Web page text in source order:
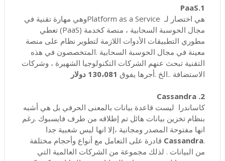
1.PaaS
هي اختصار لـ Platform as a Serviceوهي مهارة تقنية في
مجال الحوسبة السحابية ، منصة كخدمة (PaaS)
تعطي
مطوري التطبيقات الأدوات اللازمة لتطوير نظام على منصة
معينة في مجال الحوسبة السحابية .المتخصصون في هذه
التقنية تبحث عنهم الشركات التكنولوجيا الشهيرة ، وشركات
الاستضافة ..الخ .أجرها يفوق 130،081 دولار
2. Cassandra
كاساندرا ليست قاعدة بيانات بالمعنى الحرفي بل هي أشبه
بنظام تخزين بيانات هائل تم إطلاقه من طرف فايسبوك .رغم
انها مفتوحة المصدر ومجانية ،إلا انها ليس شعبية جدا
.
Cassandra قادرة على التعامل مع أنواع وأحجام مختلفة
من البيانات . لذلك مجموعة من الشركات العالمية التي